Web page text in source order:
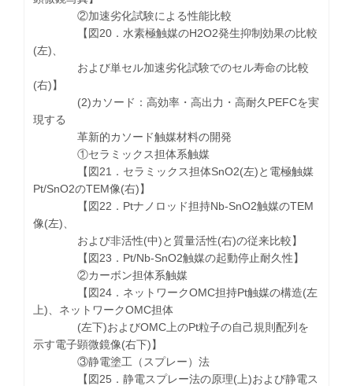
②加速劣化試験による性能比較
【図20．水素極触媒のH2O2発生抑制効果の比較
(左)、
および単セル加速劣化試験でのセル寿命の比較
(右)】
(2)カソード：高効率・高出力・高耐久PEFCを実
現する
革新的カソード触媒材料の開発
①セラミックス担体系触媒
【図21．セラミックス担体SnO2(左)と電極触媒
Pt/SnO2のTEM像(右)】
【図22．Ptナノロッド担持Nb-SnO2触媒のTEM
像(左)、
および非活性(中)と質量活性(右)の従来比較】
【図23．Pt/Nb-SnO2触媒の起動停止耐久性】
②カーボン担体系触媒
【図24．ネットワークOMC担持Pt触媒の構造(左
上)、ネットワークOMC担体
(左下)およびOMC上のPt粒子の自己規則配列を
示す電子顕微鏡像(右下)】
③静電塗工（スプレー）法
【図25．静電スプレー法の原理(上)および静電ス